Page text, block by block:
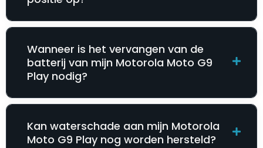
Wanneer is het vervangen van de
batterij van mijn Motorola Moto G9
Play nodig?
Kan waterschade aan mijn Motorola
Moto G9 Play nog worden hersteld?